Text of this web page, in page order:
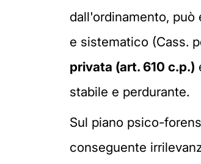
dall'ordinamento,
e sistematico (Cass.
privata (art. 610 c.p.)
stabile e perdurante.
Sul piano psico-
conseguente